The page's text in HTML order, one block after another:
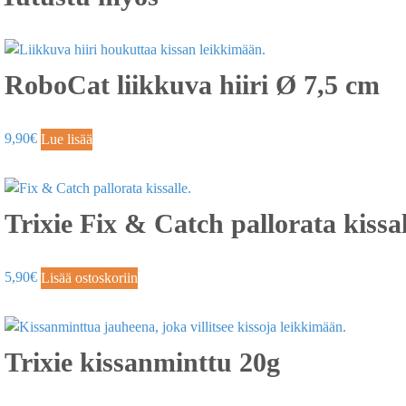
RoboCat liikkuva hiiri Ø 7,5 cm
9,90€ Lue lisää
Trixie Fix & Catch pallorata
5,90€ Lisää ostoskoriin
Trixie kissanminttu 20g